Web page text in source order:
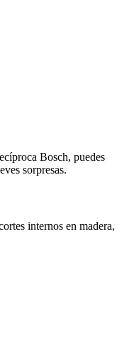
Bosch, puedes
sorpresas.
internos en madera,